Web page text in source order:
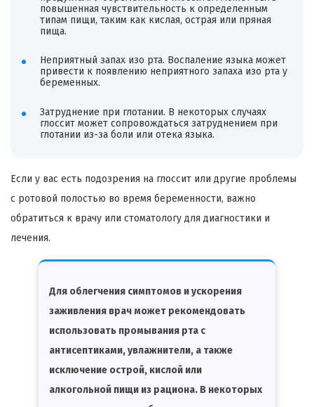
повышенная чувствительность к определенным
типам пищи, таким как кислая, острая или пряная
пища.
Неприятный запах изо рта. Воспаление языка может
привести к появлению неприятного запаха изо рта у
беременных.
Затруднение при глотании. В некоторых случаях
глоссит может сопровождаться затруднением при
глотании из-за боли или отека языка.
Если у вас есть подозрения на глоссит или другие проблемы
с ротовой полостью во время беременности, важно
обратиться к врачу или стоматологу для диагностики и
лечения.
Для облегчения симптомов и ускорения
заживления врач может рекомендовать
использовать промывания рта с
антисептиками, увлажнители, а также
исключение острой, кислой или
алкогольной пищи из рациона. В некоторых